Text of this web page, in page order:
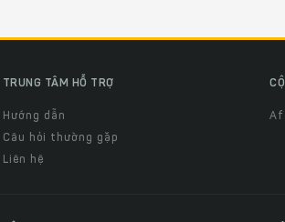
TRUNG TÂM HỖ TRỢ
Hướng dẫn
Câu hỏi thường gặp
Liên hệ